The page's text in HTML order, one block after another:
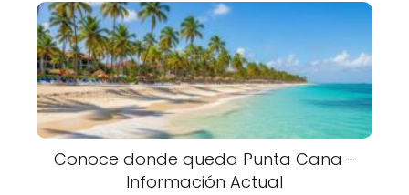
Conoce donde queda Punta Cana -
Información Actual